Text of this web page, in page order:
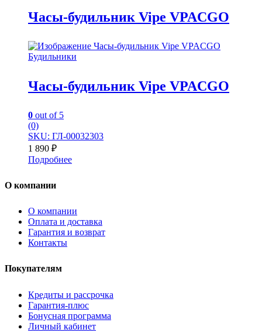
Часы-будильник Vipe VPACGO
Будильники
Часы-будильник Vipe VPACGO
0 out of 5
(0)
SKU: ГЛ-00032303
1 890 ₽
Подробнее
О компании
О компании
Оплата и доставка
Гарантия и возврат
Контакты
Покупателям
Кредиты и рассрочка
Гарантия-плюс
Бонусная программа
Личный кабинет